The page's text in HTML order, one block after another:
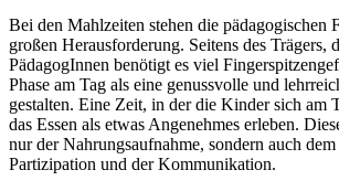
Bei den Mahlzeiten stehen die pädagogischen
großen Herausforderung. Seitens des Trägers,
PädagogInnen benötigt es viel
Phase am Tag als eine genussvolle und
gestalten. Eine Zeit, in der die Kinder sich am
das Essen als etwas Angenehmes erleben.
nur der Nahrungsaufnahme, sondern auch
Partizipation und der Kommunikation.